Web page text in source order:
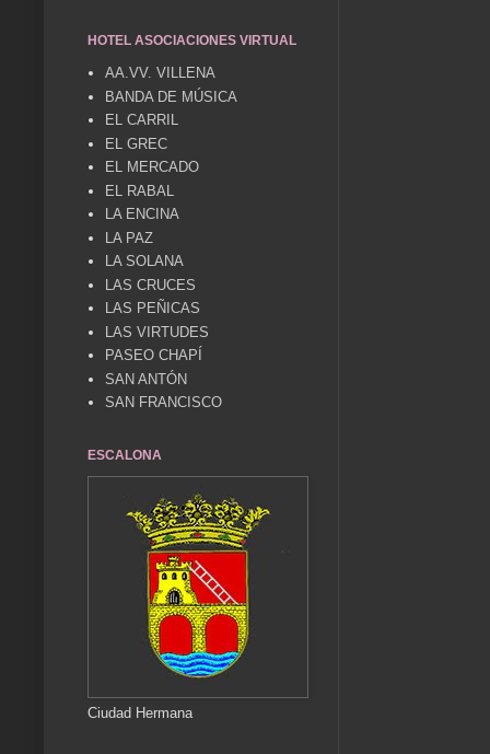
HOTEL ASOCIACIONES VIRTUAL
AA.VV. VILLENA
BANDA DE MÚSICA
EL CARRIL
EL GREC
EL MERCADO
EL RABAL
LA ENCINA
LA PAZ
LA SOLANA
LAS CRUCES
LAS PEÑICAS
LAS VIRTUDES
PASEO CHAPÍ
SAN ANTÓN
SAN FRANCISCO
ESCALONA
Ciudad Hermana